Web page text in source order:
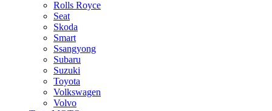
Rolls Royce
Seat
Skoda
Smart
Ssangyong
Subaru
Suzuki
Toyota
Volkswagen
Volvo